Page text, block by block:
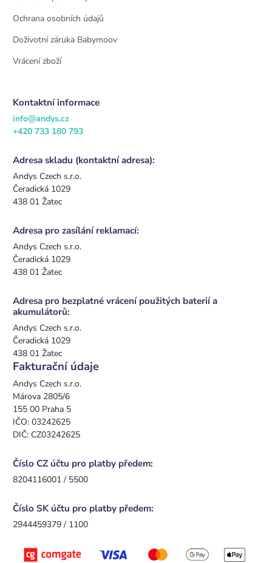
Ochrana osobních údajů
Doživotní záruka Babymoov
Vrácení zboží
Kontaktní informace
info@andys.cz
+420 733 180 793
Adresa skladu (kontaktní adresa):
Andys Czech s.r.o.
Čeradická 1029
438 01 Žatec
Adresa pro zasílání reklamací:
Andys Czech s.r.o.
Čeradická 1029
438 01 Žatec
Adresa pro bezplatné vrácení použitých baterií a
akumulátorů:
Andys Czech s.r.o.
Čeradická 1029
438 01 Žatec
Fakturační údaje
Andys Czech s.r.o.
Márova 2805/6
155 00 Praha 5
IČO: 03242625
DIČ: CZ03242625
Číslo CZ účtu pro platby předem:
8204116001 / 5500
Číslo SK účtu pro platby předem:
2944459379 / 1100